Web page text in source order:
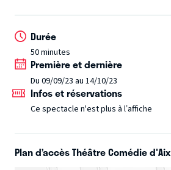
Durée
50 minutes
Première et dernière
Du 09/09/23 au 14/10/23
Infos et réservations
Ce spectacle n'est plus à l’affiche
Plan d’accès Théâtre Comédie d'Aix